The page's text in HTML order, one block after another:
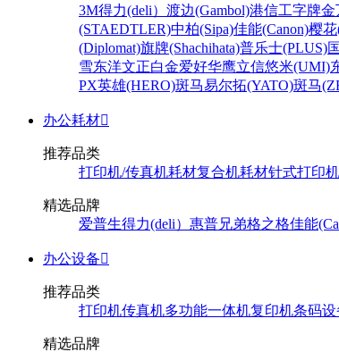
3M得力(deli） 渡边(Gambol)港信工字牌金
(STAEDTLER)中柏(Sipa)佳能(Canon)樱
(Diplomat)旗牌(Shachihata)普乐士(PLUS)
雪东洋文正白金爱好华鹰立信悠米(UMI)
PX英雄(HERO)斑马易尔拓(YATO)斑马
办公耗材
推荐品类
打印机/传真机耗材复合机耗材针式打印
精选品牌
爱普生得力(deli） 惠普兄弟格之格佳能
办公设备
推荐品类
打印机传真机多功能一体机复印机条码设
精选品牌